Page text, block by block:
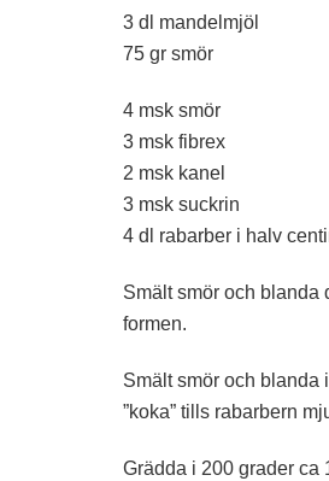
3 dl mandelmjöl
75 gr smör
4 msk smör
3 msk fibrex
2 msk kanel
3 msk suckrin
4 dl rabarber i halv
Smält smör och blanda
formen.
Smält smör och blanda
”koka” tills rabarbern
Grädda i 200 grader ca